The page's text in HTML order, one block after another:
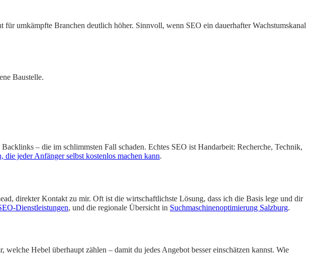
für umkämpfte Branchen deutlich höher. Sinnvoll, wenn SEO ein dauerhafter Wachstumskanal
Baustelle.
– die im schlimmsten Fall schaden. Echtes SEO ist Handarbeit: Recherche, Technik,
die jeder Anfänger selbst kostenlos machen kann.
direkter Kontakt zu mir. Oft ist die wirtschaftlichste Lösung, dass ich die Basis lege und dir
Dienstleistungen, und die regionale Übersicht in Suchmaschinenoptimierung Salzburg.
welche Hebel überhaupt zählen – damit du jedes Angebot besser einschätzen kannst. Wie